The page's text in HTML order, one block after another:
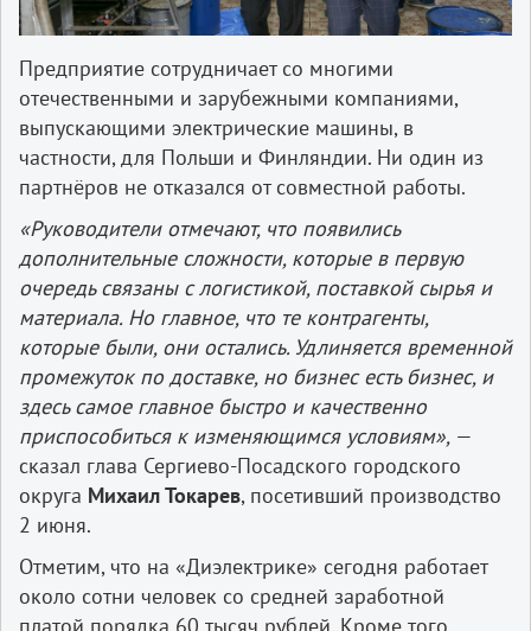
Предприятие сотрудничает со многими
отечественными и зарубежными компаниями,
выпускающими электрические машины, в
частности, для Польши и Финляндии. Ни один из
партнёров не отказался от совместной работы.
«Руководители отмечают, что появились
дополнительные сложности, которые в первую
очередь связаны с логистикой, поставкой сырья и
материала. Но главное, что те контрагенты,
которые были, они остались. Удлиняется временной
промежуток по доставке, но бизнес есть бизнес, и
здесь самое главное быстро и качественно
приспособиться к изменяющимся условиям», —
сказал глава Сергиево-Посадского городского
округа Михаил Токарев, посетивший производство
2 июня.
Отметим, что на «Диэлектрике» сегодня работает
около сотни человек со средней заработной
платой порядка 60 тысяч рублей. Кроме того,